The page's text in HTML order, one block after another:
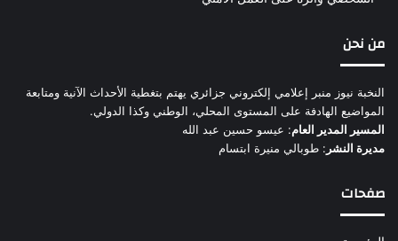
من نحن
النخبة نيوز منبر إعلامي إلكتروني جزائري يهتم بتغطية الأحداث الآنية ومتابعة
المواضيع الهادفة على المستوى المحلي، الوطني وكذا الدولي.
المسير المدير العام: عيسو حسين عبد الله
مديرة النشر : طوبالي منيرة ابتسام
صفحات